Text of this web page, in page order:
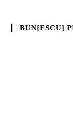
BUN[ESCU]